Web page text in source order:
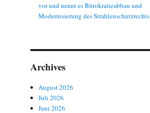
vor und nennt es Bürokratieabbau und
Modernisierung des Strahlenschutzrechts
Archives
August 2026
Juli 2026
Juni 2026